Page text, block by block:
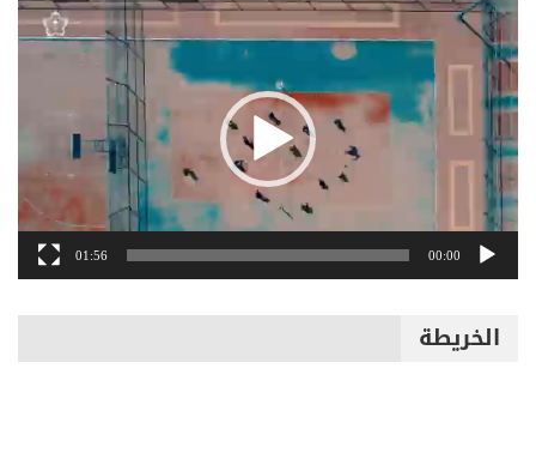
مشغل
الفيديو
00:00
01:56
الخريطة